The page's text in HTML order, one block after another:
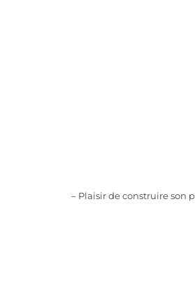
– Plaisir de construire son